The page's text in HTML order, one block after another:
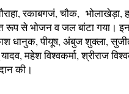
रकाबगजं, चौक, भोलाखेड़ा,
रूप से भोजन व जल बांटा गया। इन
धानुक, पीयूष, अंबुज शुक्ला,
महेश विश्वकर्मा, श्रीराज
की।